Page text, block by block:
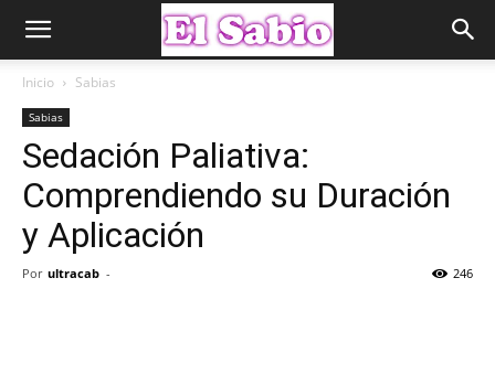
Inicio Sabias
Sabias
Sedación Paliativa:
Comprendiendo su Duración
y Aplicación
Por ultracab - 246